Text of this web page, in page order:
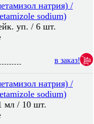
натрия) /
sodium)
уп. / 6 шт.
в заказ!
натрия) /
sodium)
мл / 10 шт.